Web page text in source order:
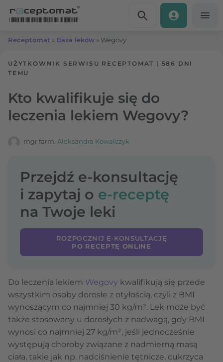
Receptomat » Baza leków » Wegovy
UŻYTKOWNIK SERWISU RECEPTOMAT | 586 DNI
TEMU
Kto kwalifikuje się do
leczenia lekiem Wegovy?
mgr farm. Aleksandra Kowalczyk
Przejdź e-konsultację
i zapytaj o e-receptę
na Twoje leki
ROZPOCZNIJ E-KONSULTACJĘ
PO RECEPTĘ ONLINE
Do leczenia lekiem Wegovy kwalifikują się przede
wszystkim osoby dorosłe z otyłością, czyli z BMI
wynoszącym co najmniej 30 kg/m². Lek może być
także stosowany u dorosłych z nadwagą, gdy BMI
wynosi co najmniej 27 kg/m², jeśli jednocześnie
występują choroby związane z nadmierną masą
ciała, takie jak np. nadciśnienie tętnicze, cukrzyca